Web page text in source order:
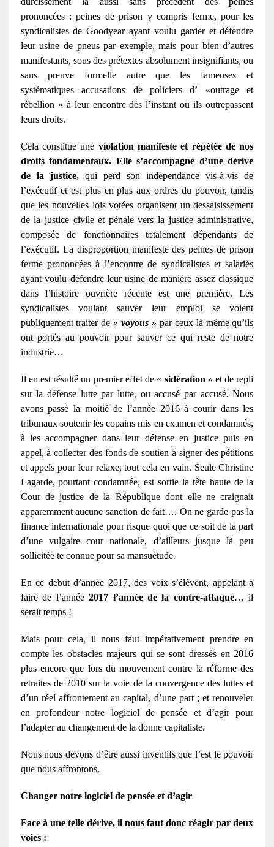
prononcées : peines de prison y compris ferme, pour les
syndicalistes de Goodyear ayant voulu garder et défendre
leur usine de pneus par exemple, mais pour bien d’autres
manifestants, sous des prétextes absolument insignifiants, ou
sans preuve formelle autre que les fameuses et
systématiques accusations de policiers d’ «outrage et
rébellion » à leur encontre dès l’instant où ils outrepassent
leurs droits.
Cela constitue une violation manifeste et répétée de nos
droits fondamentaux. Elle s’accompagne d’une dérive
de la justice, qui perd son indépendance vis-à-vis de
l’exécutif et est plus en plus aux ordres du pouvoir, tandis
que les nouvelles lois votées organisent un dessaisissement
de la justice civile et pénale vers la justice administrative,
composée de fonctionnaires totalement dépendants de
l’exécutif. La disproportion manifeste des peines de prison
ferme prononcées à l’encontre de syndicalistes et salariés
ayant voulu défendre leur usine de manière assez classique
dans l’histoire ouvrière récente est une première. Les
syndicalistes voulant sauver leur emploi se voient
publiquement traiter de « voyous » par ceux-là même qu’ils
ont portés au pouvoir pour sauver ce qui reste de notre
industrie…
Il en est résulté un premier effet de « sidération» et de repli
sur la défense lutte par lutte, ou accusé par accusé. Nous
avons passé la moitié de l’année 2016 à courir dans les
tribunaux soutenir les copains mis en examen et condamnés,
à les accompagner dans leur défense en justice puis en
appel, à collecter des fonds de soutien à signer des pétitions
et appels pour leur relaxe, tout cela en vain. Seule Christine
Lagarde, pourtant condamnée, est sortie la tête haute de la
Cour de justice de la République dont elle ne craignait
apparemment aucune sanction de fait…. On ne garde pas la
finance internationale pour risque quoi que ce soit de la part
d’une vulgaire cour nationale, d’ailleurs jusque là peu
sollicitée te connue pour sa mansuétude.
En ce début d’année 2017, des voix s’élèvent, appelant à
faire de l’année2017 l’année de la contre-attaque… il
serait temps !
Mais pour cela, il nous faut impérativement prendre en
compte les obstacles majeurs qui se sont dressés en 2016
plus encore que lors du mouvement contre la réforme des
retraites de 2010 sur la voie de la convergence des luttes et
d’un réel affrontement au capital, d’une part ; et renouveler
en profondeur notre logiciel de pensée et d’agir pour
l’adapter au changement de la donne capitaliste.
Nous nous devons d’être aussi inventifs que l’est le pouvoir
que nous affrontons.
Changer notre logiciel de pensée et d’agir
Face à une telle dérive, il nous faut donc réagir par deux
voies :